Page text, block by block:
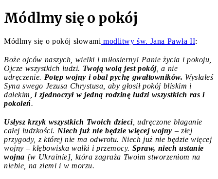
Módlmy się o pokój
Módlmy się o pokój słowami modlitwy św. Jana Pawła II:
Boże ojców naszych, wielki i miłosierny! Panie życia i pokoju,
Ojcze wszystkich ludzi. Twoją wolą jest pokój, a nie
udręczenie. Potęp wojny i obal pychę gwałtowników. Wysłałeś
Syna swego Jezusa Chrystusa, aby głosił pokój bliskim i
dalekim, i zjednoczył w jedną rodzinę ludzi wszystkich ras i
pokoleń.
Usłysz krzyk wszystkich Twoich dzieci, udręczone błaganie
całej ludzkości. Niech już nie będzie więcej wojny – złej
przygody, z której nie ma odwrotu. Niech już nie będzie więcej
wojny – kłębowiska walki i przemocy. Spraw, niech ustanie
wojna [w Ukrainie], która zagraża Twoim stworzeniom na
niebie, na ziemi i w morzu.